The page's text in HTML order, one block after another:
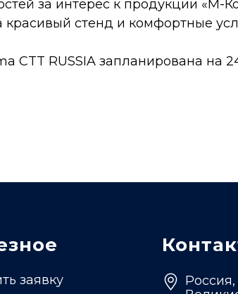
за интерес к продукции «М-
красивый стенд и комфортные
CTT RUSSIA запланирована на
заявку